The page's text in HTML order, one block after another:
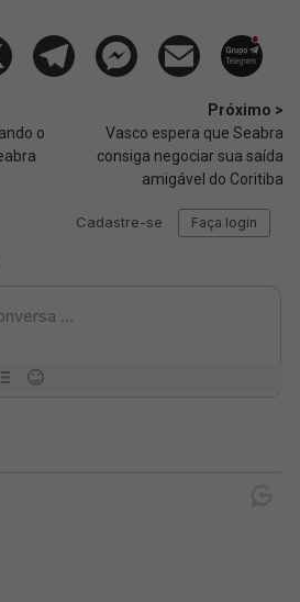
o
Próximo >
Vasco espera que Seabra
consiga negociar sua saída
amigável do Coritiba